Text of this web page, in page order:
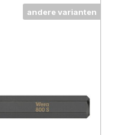
andere varianten